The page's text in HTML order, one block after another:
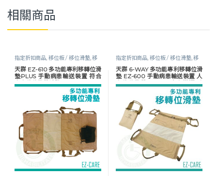
相關商品
指定折扣商品, 移位板 / 移位滑墊,移
位輔具,行動輔具
天群 EZ-610 多功能專利移轉位滑
墊PLUS 手動病患輸送裝置 符合
人力移位吊帶補助
指定折扣商品, 移位板 / 移位滑墊,移
位輔具, 移位輔具,行動輔具,長照專區
天群 6-WAY 多功能專利移轉位滑
墊 EZ-600 手動病患輸送裝置 人
力移位吊帶 EZ600 病人搬運 臥